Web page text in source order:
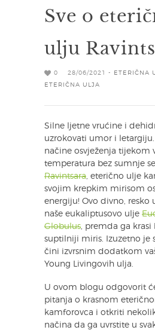
Sve o
ulju
0 28/06/2021 - ETERIČNA
ETERIČNA ULJA
Silne ljetne vrućine i
uzrokovati umor i
načine osvježenja tijekom
temperatura bez sumnje
Ravintsara , eterično ulje
svojim krepkim mirisom
energiju! Ovo divno, resko
naše eukaliptusovo ulje
Globulus , premda ga
suptilniji miris. Izuzetno je
čini izvrsnim dodatkom
Young Livingovih ulja.
U ovom blogu odgovorit
pitanja o krasnom
kamforovca i otkriti
načina da ga uvrstite u